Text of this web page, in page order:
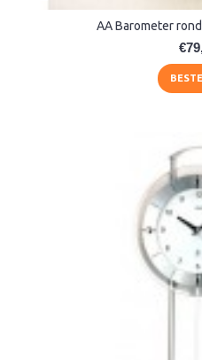
AA Barometer